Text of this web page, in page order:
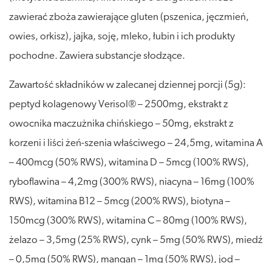
zawierać zboża zawierające gluten (pszenica, jęczmień,
owies, orkisz), jajka, soję, mleko, łubin i ich produkty
pochodne. Zawiera substancje słodzące.
Zawartość składników w zalecanej dziennej porcji (5g):
peptyd kolagenowy Verisol® – 2500mg, ekstrakt z
owocnika maczużnika chińskiego – 50mg, ekstrakt z
korzeni i liści żeń-szenia właściwego – 24,5mg, witamina A
– 400mcg (50% RWS), witamina D – 5mcg (100% RWS),
ryboflawina – 4,2mg (300% RWS), niacyna – 16mg (100%
RWS), witamina B12 – 5mcg (200% RWS), biotyna –
150mcg (300% RWS), witamina C – 80mg (100% RWS),
żelazo – 3,5mg (25% RWS), cynk – 5mg (50% RWS), miedź
– 0,5mg (50% RWS), mangan – 1mg (50% RWS), jod –